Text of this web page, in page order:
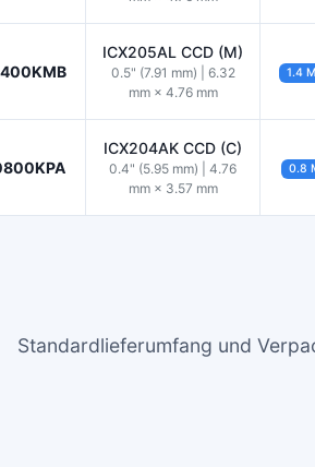
ICX205AL CCD (M)
0.5" (7.91 mm) | 6.32
mm × 4.76 mm
1.4
ICX204AK CCD (C)
0.4" (5.95 mm) | 4.76
mm × 3.57 mm
0.8
Standardlieferumfang und